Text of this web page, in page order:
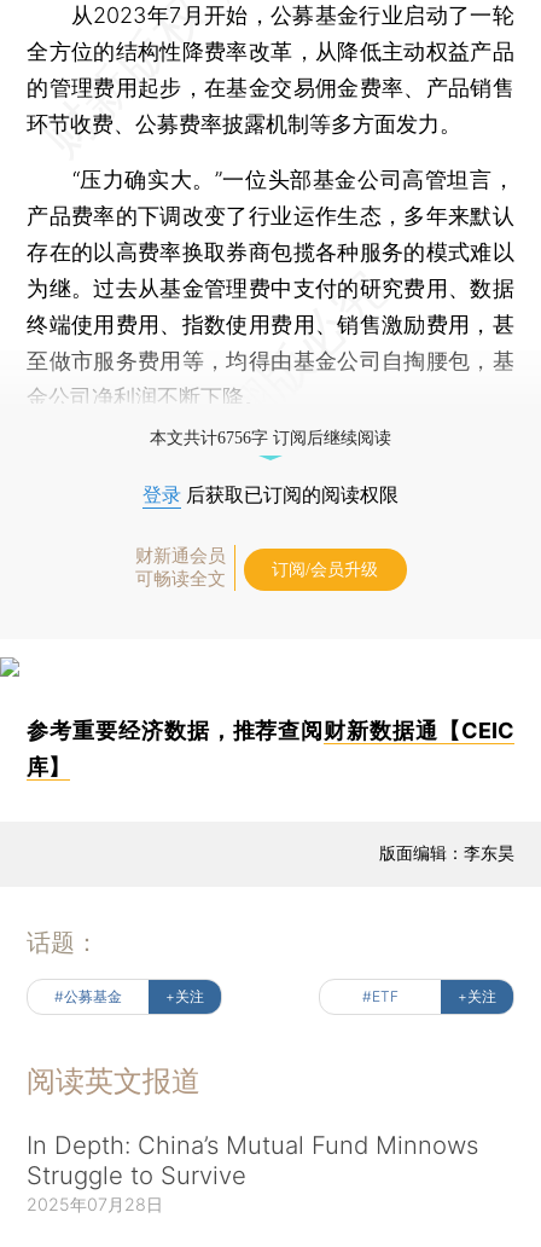
从2023年7月开始，公募基金行业启动了一轮
全方位的结构性降费率改革，从降低主动权益产品
的管理费用起步，在基金交易佣金费率、产品销售
环节收费、公募费率披露机制等多方面发力。
“压力确实大。”一位头部基金公司高管坦言，
产品费率的下调改变了行业运作生态，多年来默认
存在的以高费率换取券商包揽各种服务的模式难以
为继。过去从基金管理费中支付的研究费用、数据
终端使用费用、指数使用费用、销售激励费用，甚
至做市服务费用等，均得由基金公司自掏腰包，基
金公司净利润不断下降。
本文共计6756字 订阅后继续阅读
登录 后获取已订阅的阅读权限
财新通会员
可畅读全文
订阅/会员升级
参考重要经济数据，推荐查阅财新数据通【CEIC
库】
版面编辑：李东昊
话题：
#公募基金 +关注 #ETF +关注
阅读英文报道
In Depth: China’s Mutual Fund Minnows
Struggle to Survive
2025年07月28日